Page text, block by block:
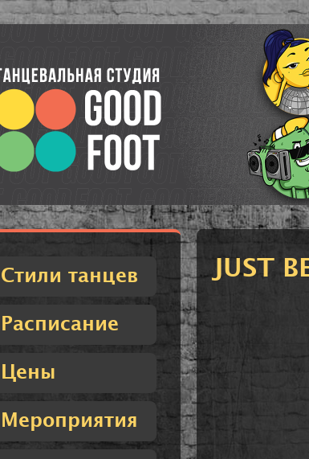
Стили танцев
Расписание
Цены
Мероприятия
JUST